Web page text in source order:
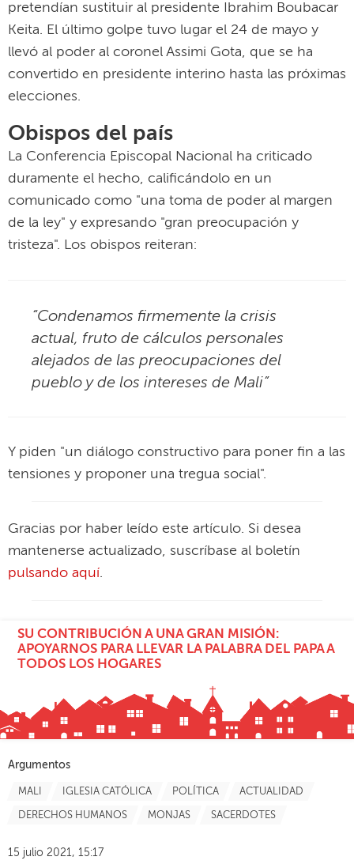
pretendían sustituir al presidente Ibrahim Boubacar
Keita. El último golpe tuvo lugar el 24 de mayo y
llevó al poder al coronel Assimi Gota, que se ha
convertido en presidente interino hasta las próximas
elecciones.
Obispos del país
La Conferencia Episcopal Nacional ha criticado
duramente el hecho, calificándolo en un
comunicado como "una toma de poder al margen
de la ley" y expresando "gran preocupación y
tristeza". Los obispos reiteran:
“Condenamos firmemente la crisis
actual, fruto de cálculos personales
alejados de las preocupaciones del
pueblo y de los intereses de Mali”
Y piden "un diálogo constructivo para poner fin a las
tensiones y proponer una tregua social".
Gracias por haber leído este artículo. Si desea
mantenerse actualizado, suscríbase al boletín
pulsando aquí.
SU CONTRIBUCIÓN A UNA GRAN MISIÓN:
APOYARNOS PARA LLEVAR LA PALABRA DEL PAPA A
TODOS LOS HOGARES
Argumentos
MALI IGLESIA CATÓLICA POLÍTICA ACTUALIDAD
DERECHOS HUMANOS MONJAS SACERDOTES
15 julio 2021, 15:17